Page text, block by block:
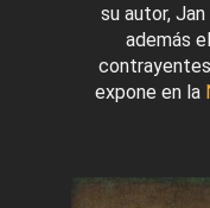
su autor,
además
expone en la